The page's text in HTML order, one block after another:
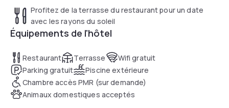
reposant loin du tumulte du front de mer ou de la ville.
Profitez de la terrasse du restaurant pour un date
avec les rayons du soleil
Équipements de l'hôtel
Restaurant Terrasse
Wifi gratuit
Parking gratuit
Piscine extérieure
Chambre accès PMR (sur demande)
Animaux domestiques acceptés